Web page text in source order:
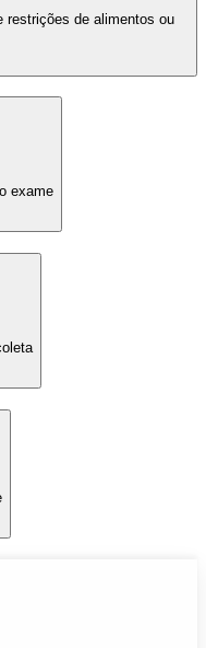
restrições de alimentos ou
exame